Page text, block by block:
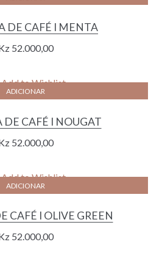
DE CAFÉ I MENTA
52.000,00
Add to Wishlist
ADICIONAR
CAFÉ I NOUGAT
52.000,00
Add to Wishlist
ADICIONAR
CAFÉ I OLIVE GREEN
52.000,00